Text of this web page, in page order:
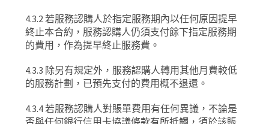
4.3.2若服務認購人於指定服務期內以任何原因提早
終止本合約，服務認購人仍須支付餘下指定服務期
的費用，作為提早終止服務費。
4.3.3 除另有規定外，服務認購人轉用其他月費較低
的服務計劃，已預先支付的費用概不退還。
4.3.4若服務認購人對賬單費用有任何異議，不論是
否與任何銀行信用卡協議條款有所抵觸，須於該賬